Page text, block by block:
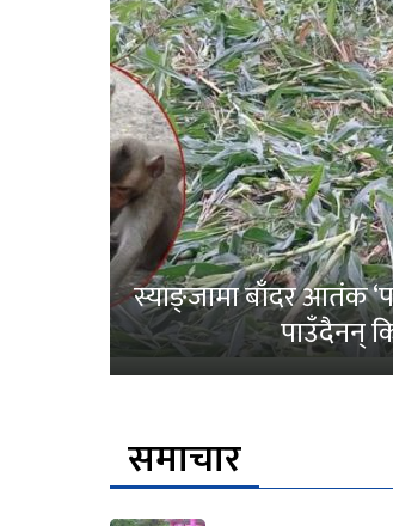
स्याङ्जामा बाँदर आतंक
पाउँदैनन्
समाचार